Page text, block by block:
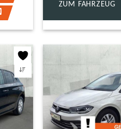
ZUM FAHRZEUG